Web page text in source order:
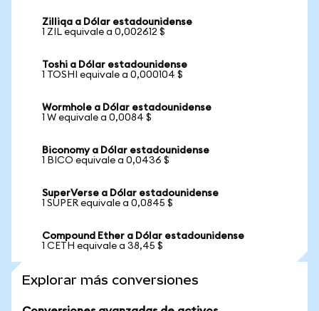
Zilliqa a Dólar estadounidense
1 ZIL equivale a 0,002612 $
Toshi a Dólar estadounidense
1 TOSHI equivale a 0,000104 $
Wormhole a Dólar estadounidense
1 W equivale a 0,0084 $
Biconomy a Dólar estadounidense
1 BICO equivale a 0,0436 $
SuperVerse a Dólar estadounidense
1 SUPER equivale a 0,0845 $
Compound Ether a Dólar estadounidense
1 CETH equivale a 38,45 $
Explorar más conversiones